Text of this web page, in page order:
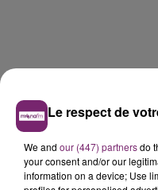
Le respect de
We and our (447) partnersdo
your consent and/or our
information on a device; Use